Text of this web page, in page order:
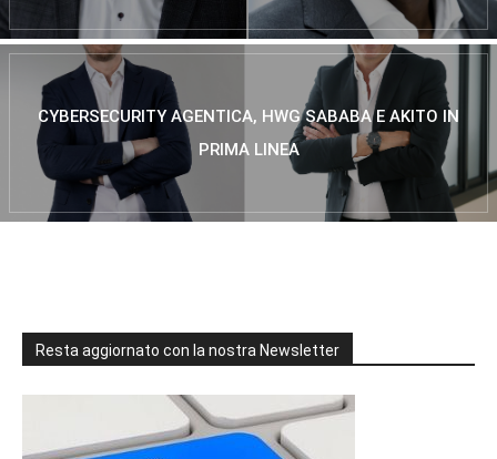
CYBERSECURITY AGENTICA, HWG SABABA E AKITO IN
PRIMA LINEA
Resta aggiornato con la nostra Newsletter